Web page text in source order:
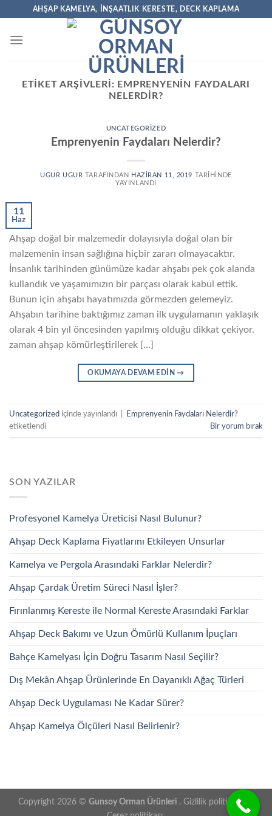
AHŞAP KAMELYA, İNŞAATLIK KERESTE, DECK KAPLAMA
ETIKET ARŞIVLERI: EMPRENYENIN FAYDALARI
NELERDIR?
UNCATEGORIZED
Emprenyenin Faydaları Nelerdir?
UGUR UGUR TARAFINDAN HAZIRAN 11, 2019 TARIHINDE
YAYINLANDI
11
Haz
Ahşap doğal bir malzemedir dolayısıyla doğal olan bir
malzemenin insan sağlığına hiçbir zararı olmayacaktır.
İnsanlık tarihinden günümüze kadar ahşabı pek çok alanda
kullandık ve yaşamımızın bir parçası olarak kabul ettik.
Bunun için ahşabı hayatımızda görmezden gelemeyiz.
Ahşabın tarihine baktığımız zaman ilk uygulamanın yaklaşık
olarak 4 bin yıl öncesinden yapılmış olduğu dikkat çekiyor.
zaman ahşap kömürleştirilerek […]
OKUMAYA DEVAM EDIN→
Uncategorized içinde yayınlandı
Emprenyenin Faydaları Nelerdir?
etiketlendi
Bir yorum bırak
SON YAZILAR
Profesyonel Kamelya Üreticisi Nasıl Bulunur?
Ahşap Deck Kaplama Fiyatlarını Etkileyen Unsurlar
Kamelya ve Pergola Arasındaki Farklar Nelerdir?
Ahşap Çardak Üretim Süreci Nasıl İşler?
Fırınlanmış Kereste ile Normal Kereste Arasındaki Farklar
Ahşap Deck Bakımı ve Uzun Ömürlü Kullanım İpuçları
Bahçe Kamelyası İçin Doğru Tasarım Nasıl Seçilir?
Dış Mekân Ahşap Ürünlerinde En Dayanıklı Ağaç Türleri
Ahşap Deck Uygulaması Ne Kadar Sürer?
Ahşap Kamelya Ölçüleri Nasıl Belirlenir?
Copyright 2026 © Gunsoy Orman Ürünleri . Gizlilik politikası -